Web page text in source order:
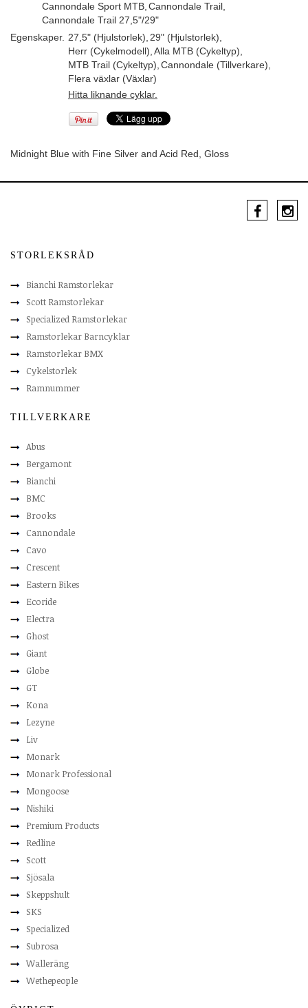
Cannondale Sport MTB Cannondale Trail
Cannondale Trail 27,5"/29"
Egenskaper. 27,5" (Hjulstorlek) 29" (Hjulstorlek)
Herr (Cykelmodell) Alla MTB (Cykeltyp)
MTB Trail (Cykeltyp) Cannondale (Tillverkare)
Flera växlar (Växlar)
Hitta liknande cyklar.
Midnight Blue with Fine Silver and Acid Red, Gloss
STORLEKSRÅD
Bianchi Ramstorlekar
Scott Ramstorlekar
Specialized Ramstorlekar
Ramstorlekar Barncyklar
Ramstorlekar BMX
Cykelstorlek
Ramnummer
TILLVERKARE
Abus
Bergamont
Bianchi
BMC
Brooks
Cannondale
Cavo
Crescent
Eastern Bikes
Ecoride
Electra
Ghost
Giant
Globe
GT
Kona
Lezyne
Liv
Monark
Monark Professional
Mongoose
Nishiki
Premium Products
Redline
Scott
Sjösala
Skeppshult
SKS
Specialized
Subrosa
Walleräng
Wethepeople